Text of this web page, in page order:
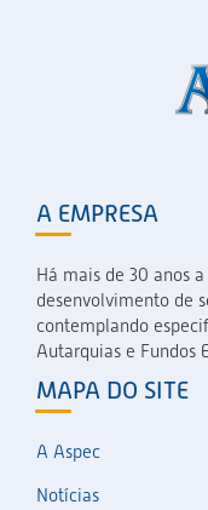
A EMPRESA
Há mais de 30 anos
desenvolvimento de
contemplando
Autarquias e Fundos
MAPA DO SITE
A Aspec
Notícias